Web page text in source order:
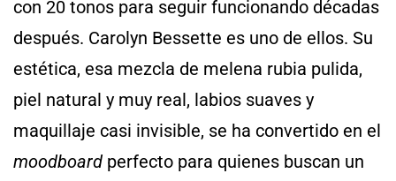
con 20 tonos para seguir funcionando décadas
después. Carolyn Bessette es uno de ellos. Su
estética, esa mezcla de melena rubia pulida,
piel natural y muy real, labios suaves y
maquillaje casi invisible, se ha convertido en el
moodboard perfecto para quienes buscan un